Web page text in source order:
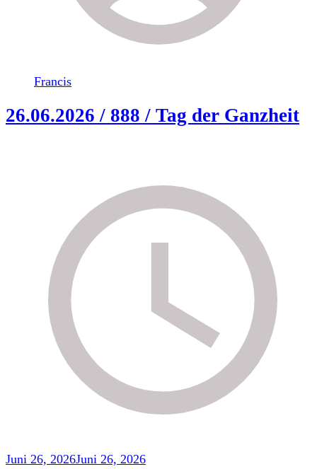
Francis
26.06.2026 / 888 / Tag der Ganzheit
Juni 26, 2026Juni 26, 2026